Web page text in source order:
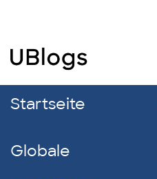
Startseite
Globale